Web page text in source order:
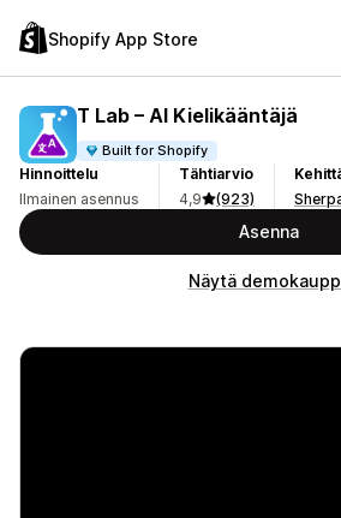
Shopify App Store
T Lab – AI Kielikääntäjä
Built for Shopify
Hinnoittelu
Ilmainen asennus
Tähtiarvio
4,9
(923)
Asenna
Näytä